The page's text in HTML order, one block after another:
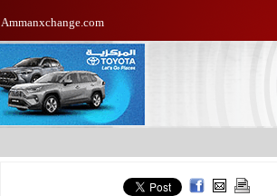
Ammanxchange.com